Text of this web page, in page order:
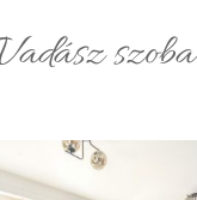
szoba